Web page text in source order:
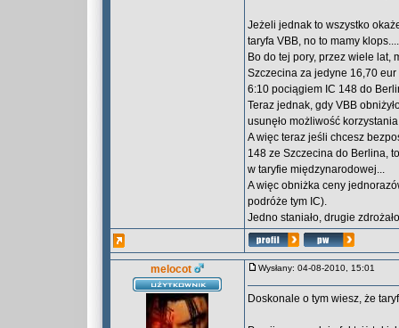
Jeżeli jednak to wszystko
taryfa VBB, no to mamy klops....
Bo do tej pory, przez wiele
Szczecina za jedyne 16,70
6:10 pociągiem IC 148 do
Teraz jednak, gdy VBB
usunęło możliwość
A więc teraz jeśli chcesz
148 ze Szczecina do Berlina,
w taryfie międzynarodowej...
A więc obniżka ceny
podróże tym IC).
Jedno staniało, drugie
melocot Wysłany: 04-08-2010, 15:01
Doskonale o tym wiesz, że